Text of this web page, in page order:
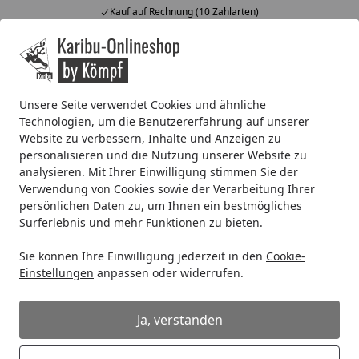
Unsere Seite verwendet Cookies und ähnliche
Technologien, um die Benutzererfahrung auf unserer
Website zu verbessern, Inhalte und Anzeigen zu
personalisieren und die Nutzung unserer Website zu
analysieren. Mit Ihrer Einwilligung stimmen Sie der
Verwendung von Cookies sowie der Verarbeitung Ihrer
persönlichen Daten zu, um Ihnen ein bestmögliches
Surferlebnis und mehr Funktionen zu bieten.
Sie können Ihre Einwilligung jederzeit in den Cookie-
Einstellungen anpassen oder widerrufen.
Ja, verstanden
Kauf auf Rechnung (10 Zahlarten)
Alle Produkte
Mein Konto
Startseite
Newsletter | Karibu-Onlineshop.de - Gartenprodukte,
Der KÖMPF24 Newsletter - das
erwartet Sie:
Im KÖMPF24 Newsletter finden Sie natürlich tolle
unseren Abonnenten vorbehalten sind. Darüber